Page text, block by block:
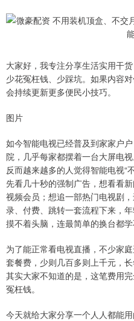
大家好，我专注分享生活实用干
少花冤枉钱、少踩坑。如果内容
会持续更新更多便民小技巧。
图片
如今智能电视已经普及到家家户
院，几乎每家都摆着一台大屏电
反而越来越多的人觉得智能电视“
先看几十秒的强制广告，想看看
视频会员；想追一部热门电视剧
录、付费、跳转一套流程下来，
摸不着头脑，连最简单的换台都学
为了能正常看电视直播，不少家
套餐费，少则几百多则上千元，
其实大家不知道的是，这笔费用
冤枉钱。
今天就给大家分享一个人人都能